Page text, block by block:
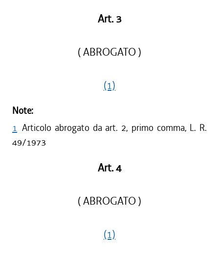
Art. 3
( ABROGATO )
(1)
Note:
1 Articolo abrogato da art. 2, primo comma, L. R.
49/1973
Art. 4
( ABROGATO )
(1)